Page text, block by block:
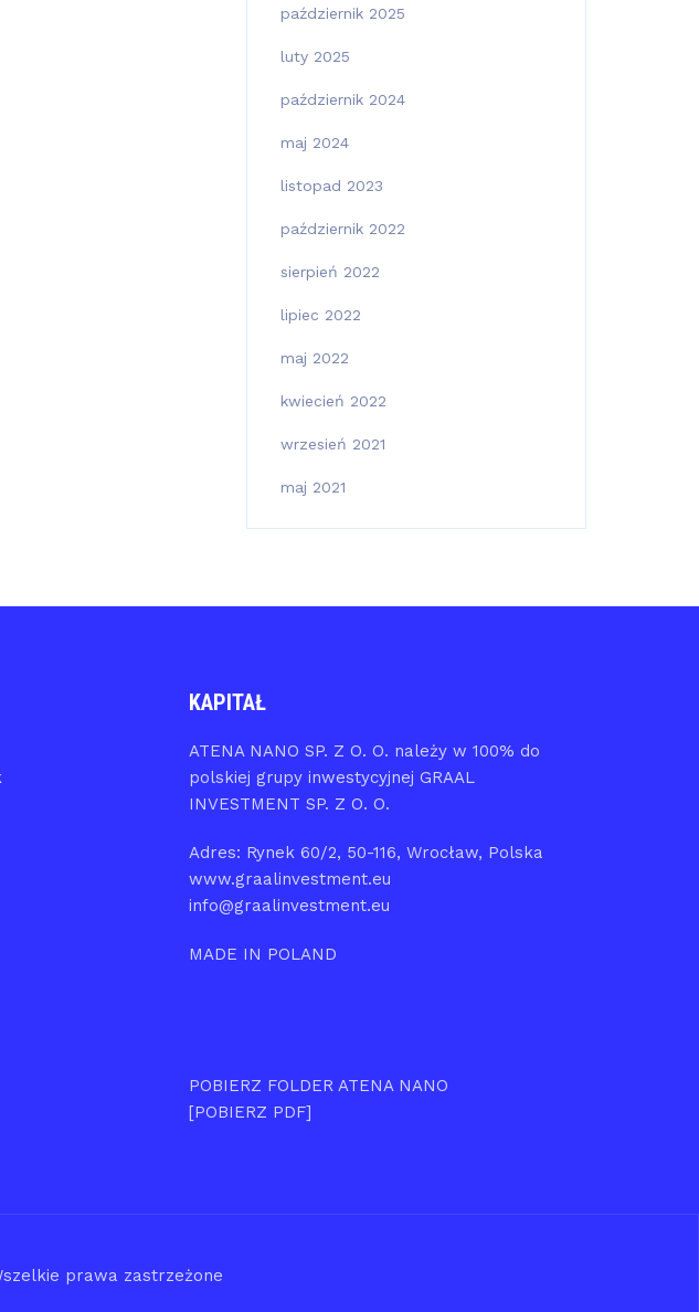
październik 2025
luty 2025
październik 2024
maj 2024
listopad 2023
październik 2022
sierpień 2022
lipiec 2022
maj 2022
kwiecień 2022
wrzesień 2021
maj 2021
KAPITAŁ
ATENA NANO SP. Z O. O. należy w 100% do
polskiej grupy inwestycyjnej GRAAL
INVESTMENT SP. Z O. O.
Adres: Rynek 60/2, 50-116, Wrocław, Polska
www.graalinvestment.eu
info@graalinvestment.eu
MADE IN POLAND
POBIERZ FOLDER ATENA NANO
[POBIERZ PDF]
prawa zastrzeżone